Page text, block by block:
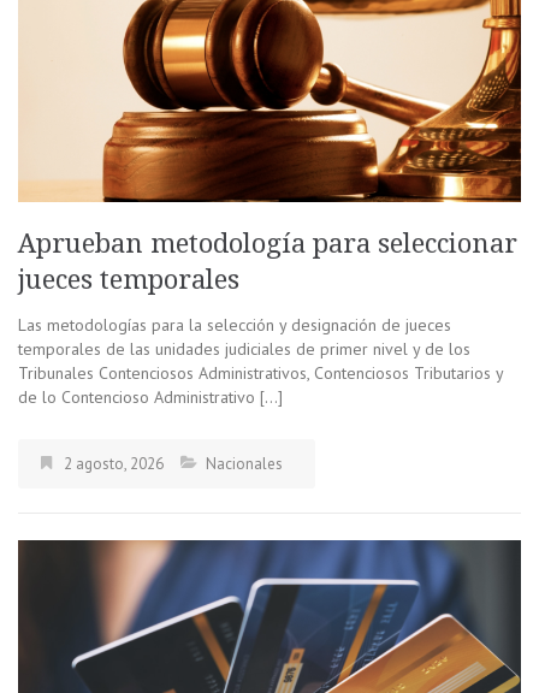
Aprueban metodología para seleccionar
jueces temporales
Las metodologías para la selección y designación de jueces
temporales de las unidades judiciales de primer nivel y de los
Tribunales Contenciosos Administrativos, Contenciosos Tributarios y
de lo Contencioso Administrativo […]
2 agosto, 2026 Nacionales